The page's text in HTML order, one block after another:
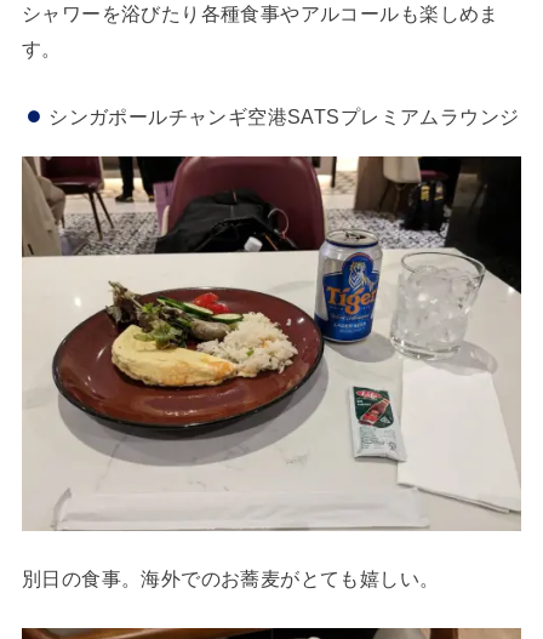
シャワーを浴びたり各種食事やアルコールも楽しめま
す。
シンガポールチャンギ空港SATSプレミアムラウンジ
別日の食事。海外でのお蕎麦がとても嬉しい。